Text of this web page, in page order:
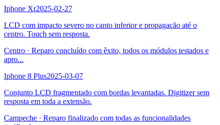
Iphone Xr2025-02-27
LCD com impacto severo no canto inferior e propagação até o
centro. Touch sem resposta.
Centro · Reparo concluído com êxito, todos os módulos testados e
apro...
Iphone 8 Plus2025-03-07
Conjunto LCD fragmentado com bordas levantadas. Digitizer sem
resposta em toda a extensão.
Campeche · Reparo finalizado com todas as funcionalidades